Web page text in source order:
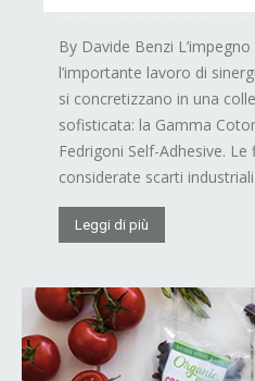
By Davide Benzi
l’importante lavoro di
si concretizzano in una
sofisticata: la Gamma
Fedrigoni Self-Adhesive.
considerate scarti
Leggi di più